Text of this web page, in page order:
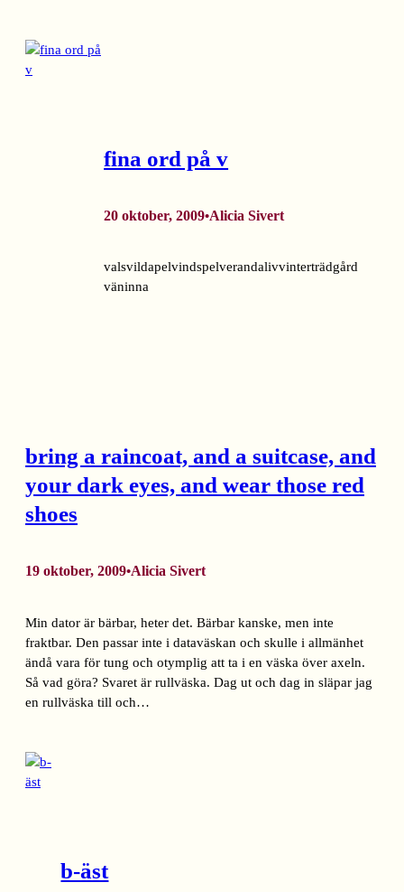
fina ord på v
20 oktober, 2009•Alicia Sivert
valsvildapelvindspelverandalivvinterträdgård
väninna
bring a raincoat, and a suitcase, and
your dark eyes, and wear those red
shoes
19 oktober, 2009•Alicia Sivert
Min dator är bärbar, heter det. Bärbar kanske, men inte
fraktbar. Den passar inte i dataväskan och skulle i allmänhet
ändå vara för tung och otymplig att ta i en väska över axeln.
Så vad göra? Svaret är rullväska. Dag ut och dag in släpar jag
en rullväska till och…
b-äst